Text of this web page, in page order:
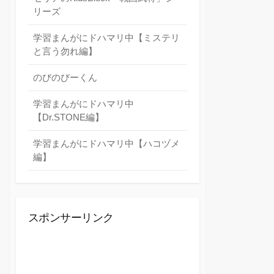
リーズ
学習まんがにドハマリ中【ミステリ
と言う勿れ編】
のびのびーくん
学習まんがにドハマリ中
【Dr.STONE編】
学習まんがにドハマリ中【ハコヅメ
編】
スポンサーリンク